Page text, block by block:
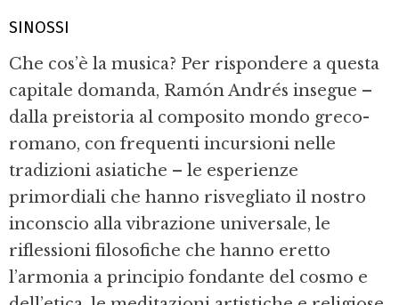
SINOSSI
Che cos’è la musica? Per rispondere a questa
capitale domanda, Ramón Andrés insegue –
dalla preistoria al composito mondo greco-
romano, con frequenti incursioni nelle
tradizioni asiatiche – le esperienze
primordiali che hanno risvegliato il nostro
inconscio alla vibrazione universale, le
riflessioni filosofiche che hanno eretto
l’armonia a principio fondante del cosmo e